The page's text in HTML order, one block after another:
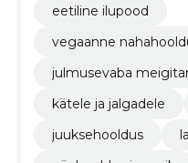
eetiline ilupood
vegaanne
julmusevaba
kätele ja jalgadele
juuksehooldus